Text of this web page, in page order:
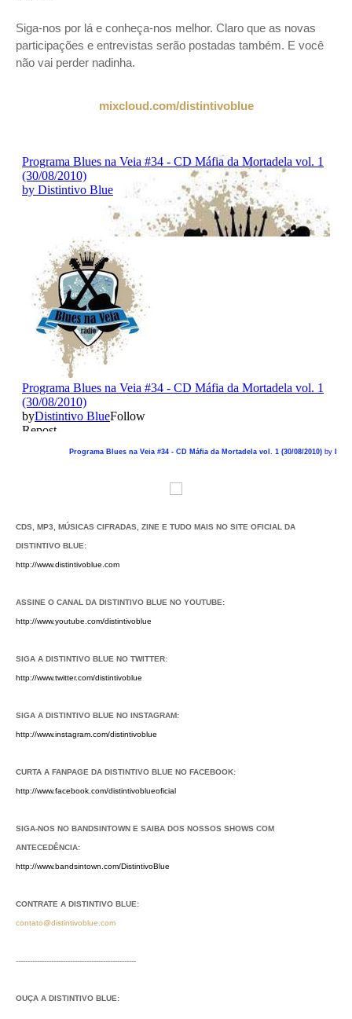
Siga-nos por lá e conheça-nos melhor. Claro que as novas
participações e entrevistas serão postadas também. E você
não vai perder nadinha.
mixcloud.com/distintivoblue
Programa Blues na Veia #34 - CD Máfia da Mortadela vol. 1 (30/08/2010) by
CDS, MP3, MÚSICAS CIFRADAS, ZINE E TUDO MAIS NO SITE OFICIAL DA
DISTINTIVO BLUE:
http://www.distintivoblue.com
ASSINE O CANAL DA DISTINTIVO BLUE NO YOUTUBE:
http://www.youtube.com/distintivoblue
SIGA A DISTINTIVO BLUE NO TWITTER:
http://www.twitter.com/distintivoblue
SIGA A DISTINTIVO BLUE NO INSTAGRAM:
http://www.instagram.com/distintivoblue
CURTA A FANPAGE DA DISTINTIVO BLUE NO FACEBOOK:
http://www.facebook.com/distintivoblueoficial
SIGA-NOS NO BANDSINTOWN E SAIBA DOS NOSSOS SHOWS COM
ANTECEDÊNCIA:
http://www.bandsintown.com/DistintivoBlue
CONTRATE A DISTINTIVO BLUE:
contato@distintivoblue.com
---------------------------------------------------
OUÇA A DISTINTIVO BLUE: